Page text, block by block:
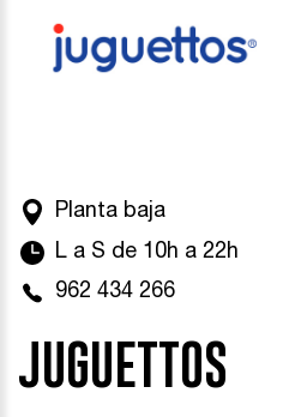
Planta baja
L a S de 10h a 22h
962 434 266
JUGUETTOS